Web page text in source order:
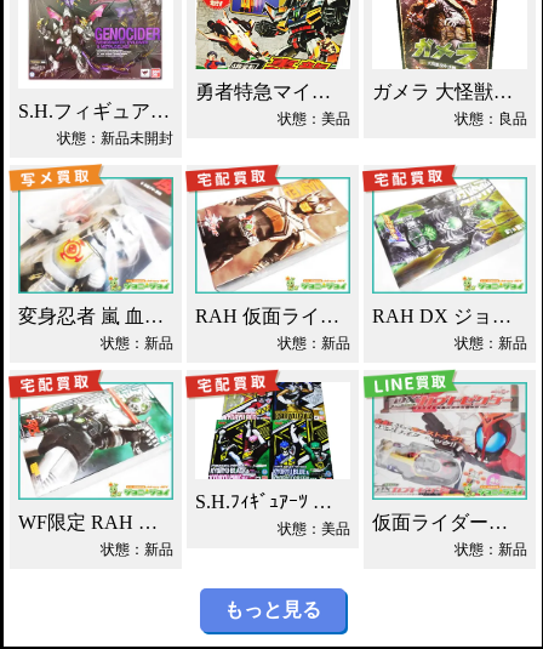
S.H.フィギュアーツ ジェノサイダー 買取！
状態：新品未開封
勇者特急マイトガイン 4段変形 轟龍 買取！
状態：美品
ガメラ 大怪獣空中決戦 ソフビ買取！
状態：良品
変身忍者 嵐 血車魔神斉 東映レトロソフビ買取！
状態：新品
RAH 仮面ライダーパンチホッパー 2011DX買取！
状態：新品
RAH DX ジョーカー 仮面ライダーブレイド買取！
状態：新品
WF限定 RAH シャドームーン Ver.1.5 2012DX 買取！
状態：新品
S.H.ﾌｨｷﾞｭｱｰﾂ 獣電戦隊ｷｮｳﾘｭｳｼﾞｬｰ買取！
状態：美品 仮面ライダーカブト DXカブトゼクター買取！
状態：新品
もっと見る